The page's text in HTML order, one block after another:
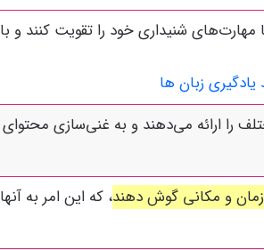
شنیداری خود را تقویت کنند و
زبان ها
را ارائه می‌دهند و به غنی‌سازی
زمان و مکانی گوش دهند، که این امر به